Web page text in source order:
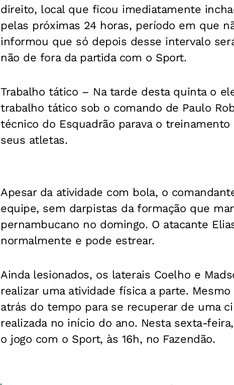
direito, local que ficou imediatamente
pelas próximas 24 horas, período em que
informou que só depois desse intervalo
não de fora da partida com o Sport.
Trabalho tático – Na tarde desta quinta o
trabalho tático sob o comando de Paulo
técnico do Esquadrão parava o
seus atletas.
Apesar da atividade com bola, o
equipe, sem darpistas da formação que
pernambucano no domingo. O atacante
normalmente e pode estrear.
Ainda lesionados, os laterais Coelho e
realizar uma atividade física a parte.
atrás do tempo para se recuperar de uma
realizada no início do ano. Nesta sexta-
o jogo com o Sport, às 16h, no Fazendão.